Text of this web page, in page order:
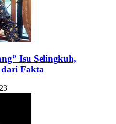
Isu Selingkuh,
dari Fakta